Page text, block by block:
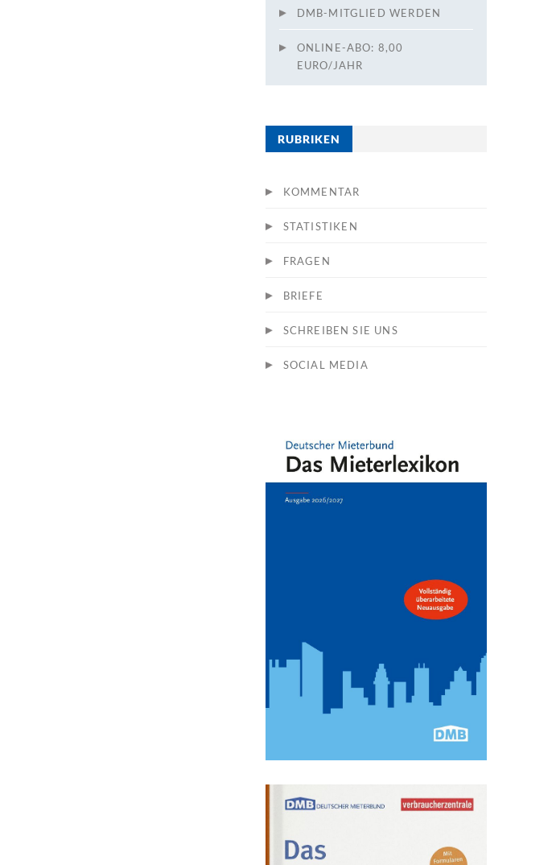
DMB-MITGLIED WERDEN
ONLINE-ABO: 8,00
EURO/JAHR
RUBRIKEN
KOMMENTAR
STATISTIKEN
FRAGEN
BRIEFE
SCHREIBEN SIE UNS
SOCIAL MEDIA